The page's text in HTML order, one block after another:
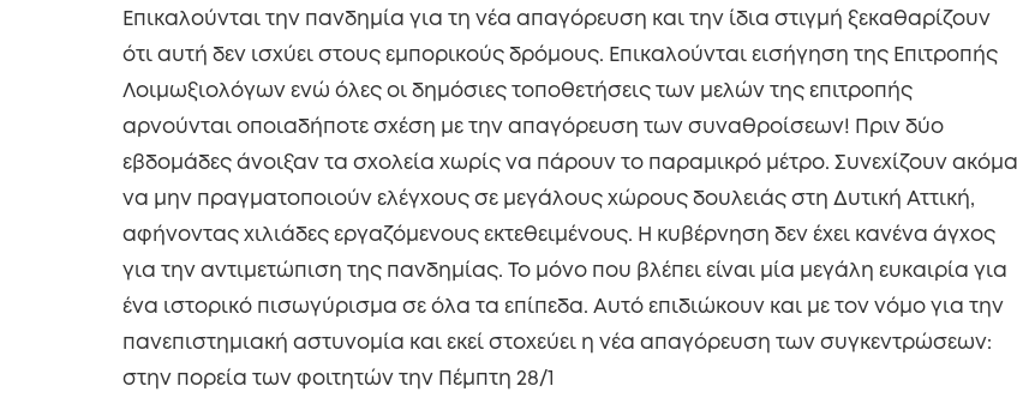
Επικαλούνται την πανδημία για τη νέα απαγόρευση και την ίδια στιγμή ξεκαθαρίζουν
ότι αυτή δεν ισχύει στους εμπορικούς δρόμους. Επικαλούνται εισήγηση της Επιτροπής
Λοιμωξιολόγων ενώ όλες οι δημόσιες τοποθετήσεις των μελών της επιτροπής
αρνούνται οποιαδήποτε σχέση με την απαγόρευση των συναθροίσεων! Πριν δύο
εβδομάδες άνοιξαν τα σχολεία χωρίς να πάρουν το παραμικρό μέτρο. Συνεχίζουν ακόμα
να μην πραγματοποιούν ελέγχους σε μεγάλους χώρους δουλειάς στη Δυτική Αττική,
αφήνοντας χιλιάδες εργαζόμενους εκτεθειμένους. Η κυβέρνηση δεν έχει κανένα άγχος
για την αντιμετώπιση της πανδημίας. Το μόνο που βλέπει είναι μία μεγάλη ευκαιρία για
ένα ιστορικό πισωγύρισμα σε όλα τα επίπεδα. Αυτό επιδιώκουν και με τον νόμο για την
πανεπιστημιακή αστυνομία και εκεί στοχεύει η νέα απαγόρευση των συγκεντρώσεων:
στην πορεία των φοιτητών την Πέμπτη 28/1